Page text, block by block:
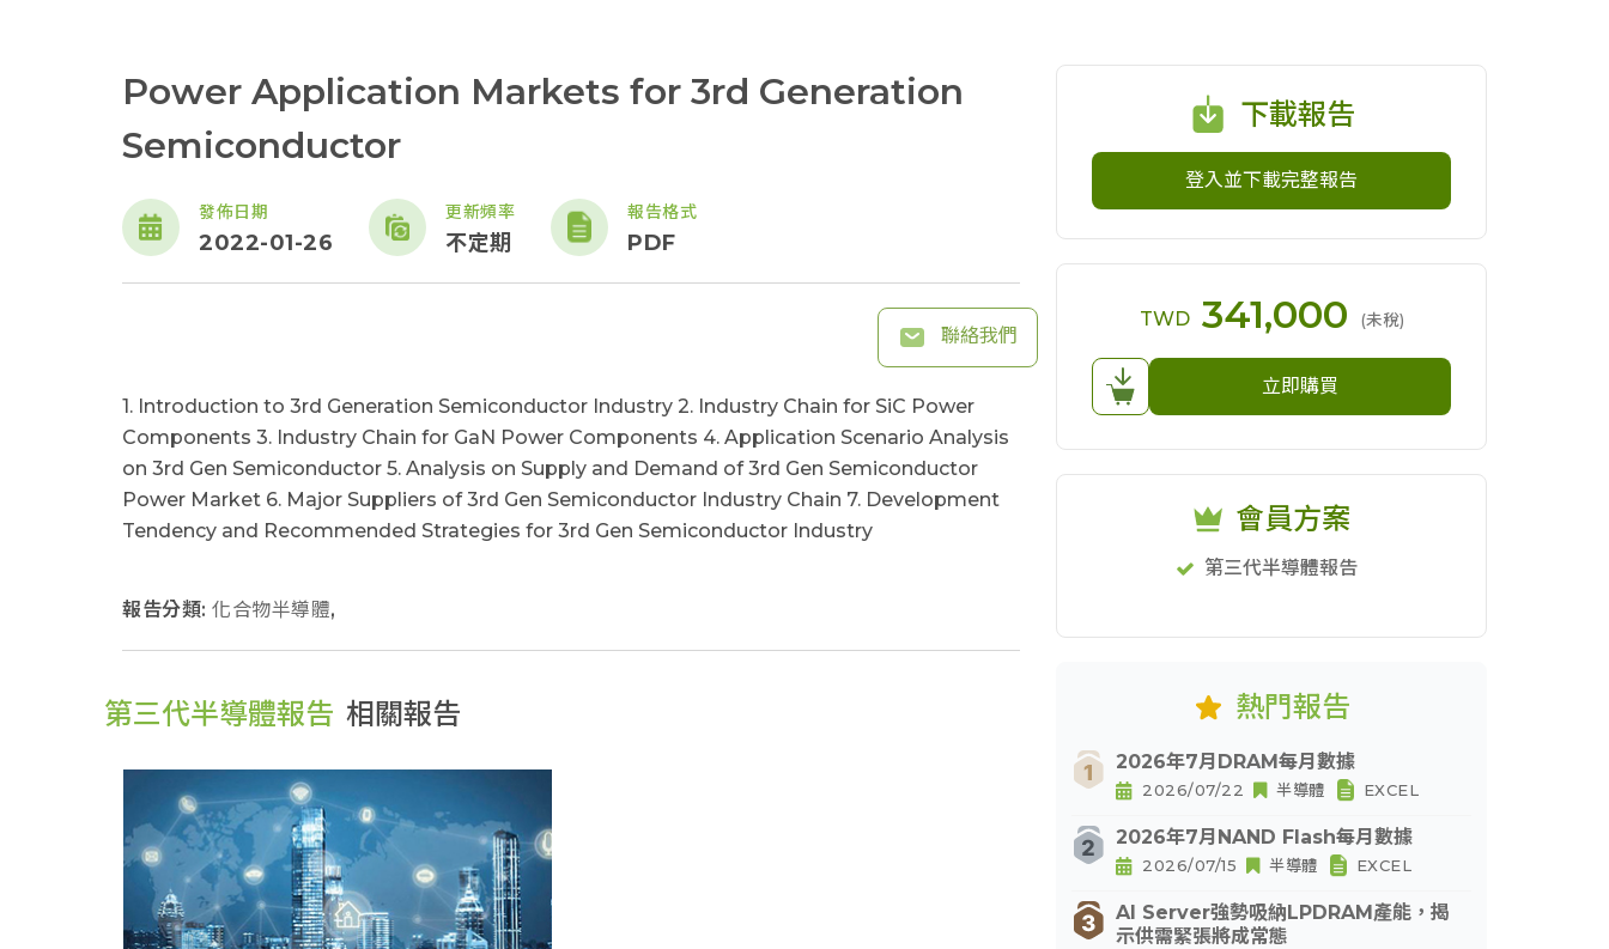
Power Application Markets for 3rd Generation
Semiconductor
發佈日期
2022-01-26
更新頻率
不定期
報告格式
PDF
聯絡我們
1. Introduction to 3rd Generation Semiconductor Industry 2. Industry Chain for SiC Power
Components 3. Industry Chain for GaN Power Components 4. Application Scenario Analysis
on 3rd Gen Semiconductor 5. Analysis on Supply and Demand of 3rd Gen Semiconductor
Power Market 6. Major Suppliers of 3rd Gen Semiconductor Industry Chain 7. Development
Tendency and Recommended Strategies for 3rd Gen Semiconductor Industry
報告分類: 化合物半導體,
第三代半導體報告 相關報告
下載報告
登入並下載完整報告
TWD 341,000 (未稅)
立即購買
會員方案
第三代半導體報告
熱門報告
2026年7月DRAM每月數據
2026/07/22 半導體 EXCEL
2026年7月NAND Flash每月數據
2026/07/15 半導體 EXCEL
AI Server強勢吸納LPDRAM產能，揭
示供需緊張將成常態